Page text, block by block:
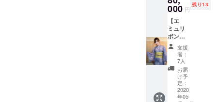
キャス
ト分の
ご負担
をお願
いいた
しま
す。
（同行
者分は
無しで
大丈夫
です）
※同行者
焼き大
会、手
巻き寿
司大会
など）
※お酒代
は、ご
支援者
様・
キャス
ト分を
ご負担
下さい
000 円
残り13
【エ
ミュリ
ボンと
慰安旅
行】
コース
AH(鳴
呼)こと
ぱぉ
ちゃん
女将の
支援
者：
7人
お届
け予
定：
2020
年05